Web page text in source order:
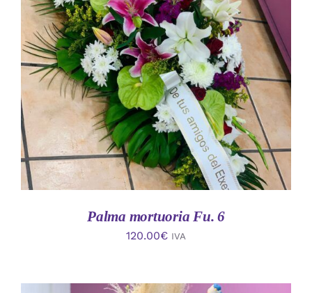
AÑADIR AL CARRITO
/
DETALLES
Palma mortuoria Fu. 6
120.00€ IVA